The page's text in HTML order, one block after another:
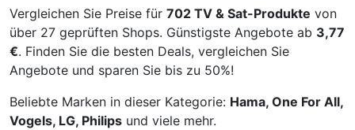
2 Jahren.
Vergleichen Sie Preise für 702 TV & Sat-Produkte von
über 27 geprüften Shops. Günstigste Angebote ab 3,77
€. Finden Sie die besten Deals, vergleichen Sie
Angebote und sparen Sie bis zu 50%!
Beliebte Marken in dieser Kategorie: Hama, One For All,
Vogels, LG, Philips und viele mehr.